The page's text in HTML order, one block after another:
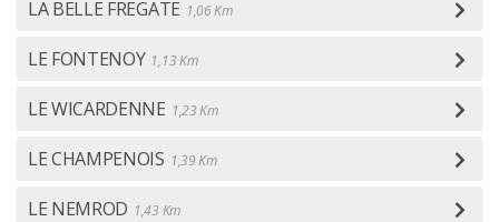
LA BELLE FREGATE 1,06 Km
LE FONTENOY 1,13 Km
LE WICARDENNE 1,23 Km
LE CHAMPENOIS 1,39 Km
LE NEMROD 1,43 Km